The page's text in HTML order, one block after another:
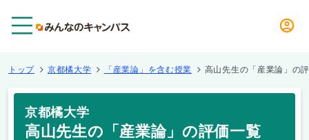
トップ 京都橘大学 「産業論」を含む授業 高山先生の「産業論」の
京都橘大学
高山先生の「産業論」の評価一覧